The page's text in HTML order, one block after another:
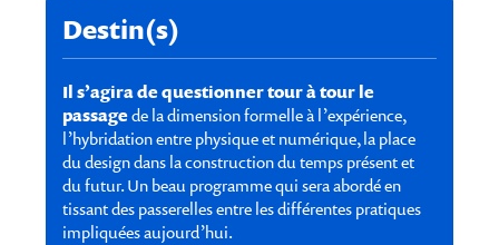
Destin(s)
Il s’agira de questionner tour à tour le
passagede la dimension formelle à l’expérience,
l’hybridation entre physique et numérique, la place
du design dans la construction du temps présent et
du futur. Un beau programme qui sera abordé en
tissant des passerelles entre les différentes pratiques
impliquées aujourd’hui.